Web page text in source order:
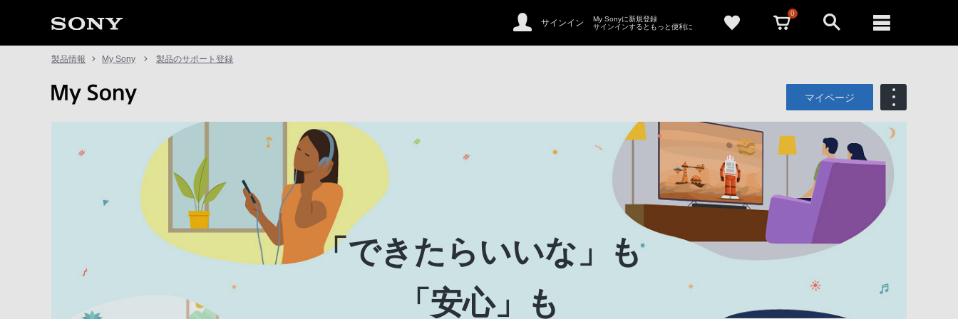
サインイン
My Sonyに新規登録
サインインするともっと便利に
0
製品情報 My Sony 製品のサポート登録
マイページ
「できたらいいな」も
「安心」も